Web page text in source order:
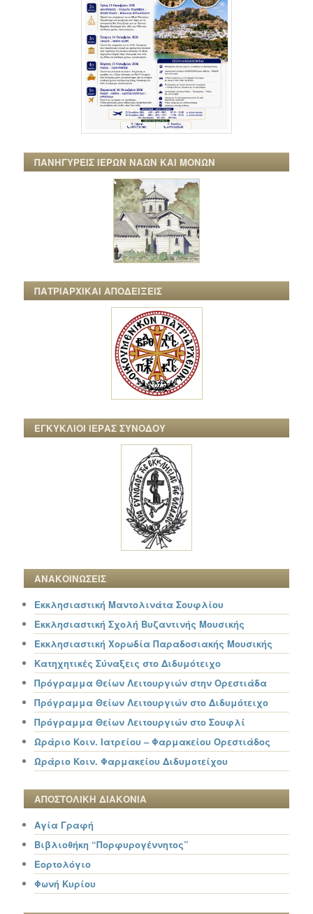
ΠΑΝΗΓΥΡΕΙΣ ΙΕΡΩΝ ΝΑΩΝ ΚΑΙ ΜΟΝΩΝ
ΠΑΤΡΙΑΡΧΙΚΑΙ ΑΠΟΔΕΙΞΕΙΣ
ΕΓΚΥΚΛΙΟΙ ΙΕΡΑΣ ΣΥΝΟΔΟΥ
ΑΝΑΚΟΙΝΩΣΕΙΣ
Εκκλησιαστική Μαντολινάτα Σουφλίου
Εκκλησιαστική Σχολή Βυζαντινής Μουσικής
Εκκλησιαστική Χορωδία Παραδοσιακής Μουσικής
Κατηχητικές Σύναξεις στο Διδυμότειχο
Πρόγραμμα Θείων Λειτουργιών στην Ορεστιάδα
Πρόγραμμα Θείων Λειτουργιών στο Διδυμότειχο
Πρόγραμμα Θείων Λειτουργιών στο Σουφλί
Ωράριο Κοιν. Ιατρείου – Φαρμακείου Ορεστιάδος
Ωράριο Κοιν. Φαρμακείου Διδυμοτείχου
ΑΠΟΣΤΟΛΙΚΗ ΔΙΑΚΟΝΙΑ
Αγία Γραφή
Βιβλιοθήκη “Πορφυρογέννητος”
Εορτολόγιο
Φωνή Κυρίου